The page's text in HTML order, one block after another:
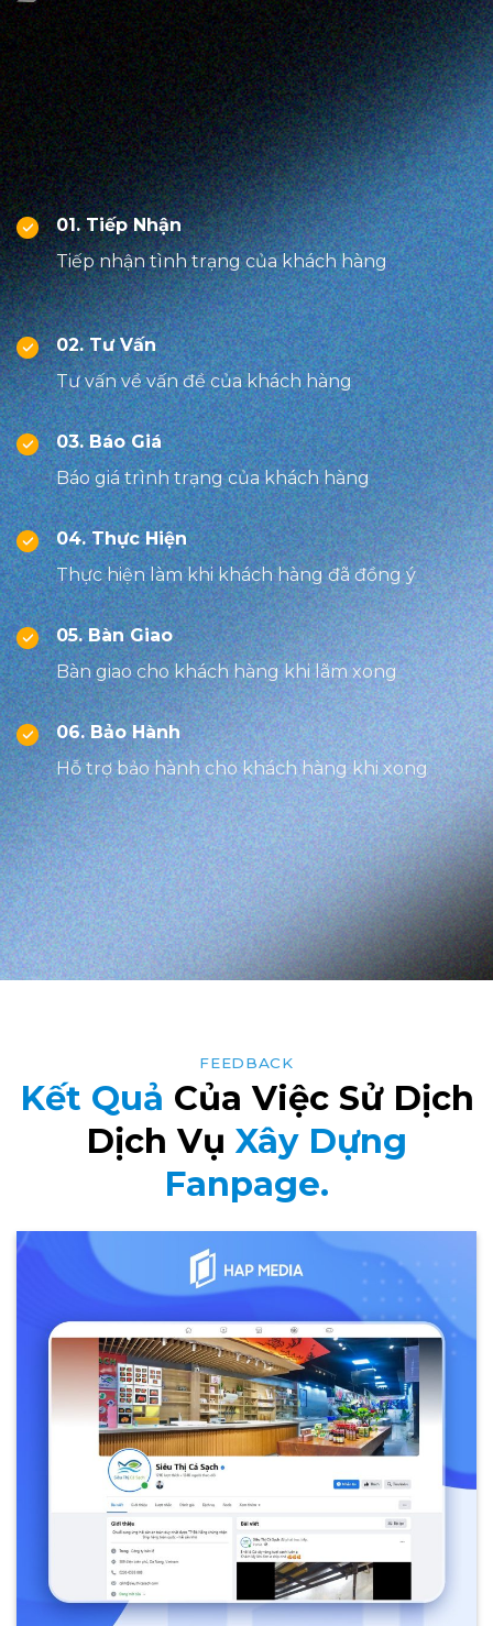
01. Tiếp Nhận
Tiếp nhận tình trạng của khách hàng
02. Tư Vấn
Tư vấn về vấn đề của khách hàng
03. Báo Giá
Báo giá trình trạng của khách hàng
04. Thực Hiện
Thực hiện làm khi khách hàng đã đồng ý
05. Bàn Giao
Bàn giao cho khách hàng khi lãm xong
06. Bảo Hành
Hỗ trợ bảo hành cho khách hàng khi xong
FEEDBACK
Kết Quả Của Việc Sử Dịch
Dịch Vụ Xây Dựng
Fanpage.